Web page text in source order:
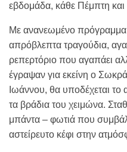
εβδομάδα, κάθε Πέμπτη
Με ανανεωμένο πρόγραμμα
απρόβλεπτα τραγούδια,
ρεπερτόριο που αγαπάει
έγραψαν για εκείνη ο
Ιωάννου, θα υποδέχεται το
τα βράδια του χειμώνα.
μπάντα – φωτιά που
αστείρευτο κέφι στην